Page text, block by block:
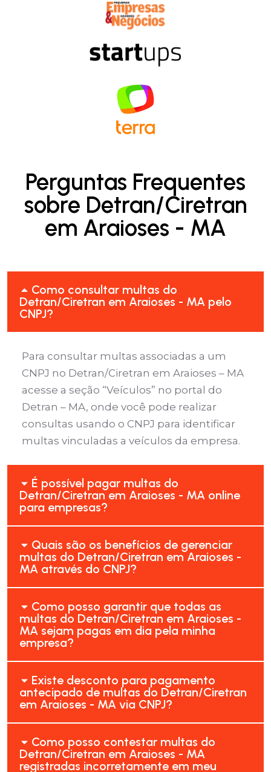
Perguntas Frequentes
sobre Detran/Ciretran
em Araioses - MA
Como consultar multas do
Detran/Ciretran em Araioses - MA pelo
CNPJ?
Para consultar multas associadas a um
CNPJ no Detran/Ciretran em Araioses – MA
acesse a seção “Veículos” no portal do
Detran – MA, onde você pode realizar
consultas usando o CNPJ para identificar
multas vinculadas a veículos da empresa.
É possível pagar multas do
Detran/Ciretran em Araioses - MA online
para empresas?
Quais são os benefícios de gerenciar
multas do Detran/Ciretran em Araioses -
MA através do CNPJ?
Como posso garantir que todas as
multas do Detran/Ciretran em Araioses -
MA sejam pagas em dia pela minha
empresa?
Existe desconto para pagamento
antecipado de multas do Detran/Ciretran
em Araioses - MA via CNPJ?
Como posso contestar multas do
Detran/Ciretran em Araioses - MA
registradas incorretamente em meu